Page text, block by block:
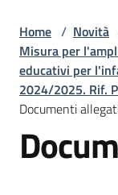
di
Amministrazione
Home / Novità
Misura per
educativi per
2024/2025. Rif.
Documenti